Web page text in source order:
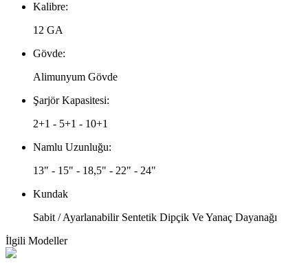
Kalibre:
12 GA
Gövde:
Alimunyum Gövde
Şarjör Kapasitesi:
2+1 - 5+1 - 10+1
Namlu Uzunluğu:
13" - 15" - 18,5" - 22" - 24"
Kundak
Sabit / Ayarlanabilir Sentetik Dipçik Ve Yanaç Dayanağı
İlgili Modeller